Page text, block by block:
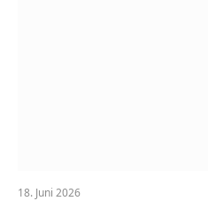
18. Juni 2026